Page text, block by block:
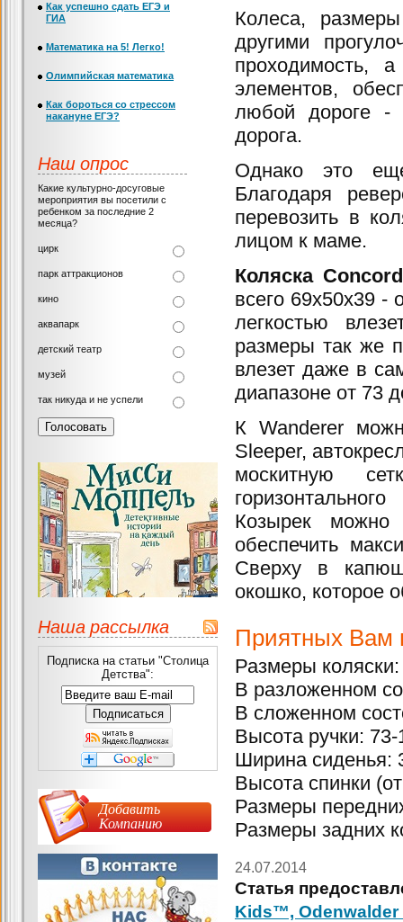
Колеса,
другими
проходимость,
элементов,
любой дороге -
дорога.
Однако это
Благодаря
перевозить в
лицом к маме.
Коляска
всего 69х50х39 -
легкостью
размеры так же
влезет даже в
диапазоне от 73
К Wanderer
Sleeper,
москитную
Козырек можно
обеспечить
Сверху в
окошко, которое
Приятных Вам
Размеры коляски:
В разложенном
В сложенном
Высота ручки: 73-
Ширина сиденья:
Высота спинки
Размеры
Размеры задних
24.07.2014
Статья
Kids™,
Как успешно сдать ЕГЭ и
ГИА
Математика на 5! Легко!
Олимпийская математика
Как бороться со стрессом
накануне ЕГЭ?
Наш опрос
Какие культурно-досуговые
мероприятия вы посетили с
ребенком за последние 2
месяца?
цирк
парк аттракционов
кино
аквапарк
детский театр
музей
так никуда и не успели
Наша рассылка
Подписка на статьи "Столица
Детства":
Добавить
Компанию